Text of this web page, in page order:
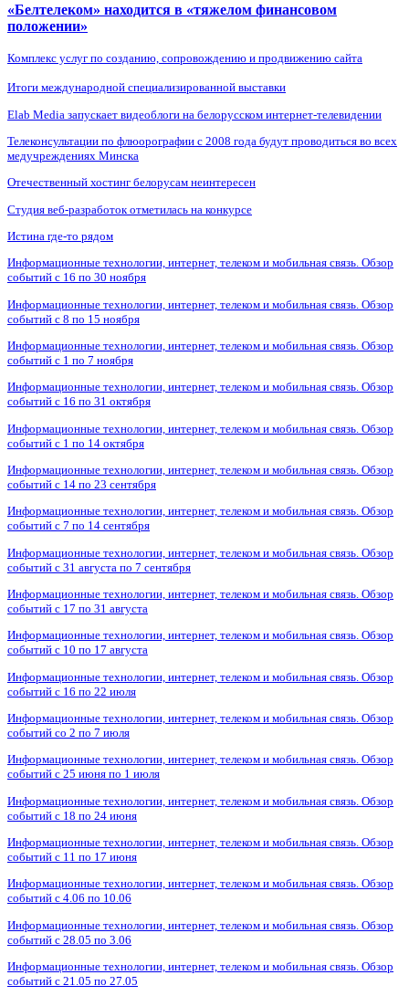
«Белтелеком» находится в «тяжелом финансовом
положении»
Комплекс услуг по созданию, сопровождению и продвижению сайта
Итоги международной специализированной выставки
Elab Media запускает видеоблоги на белорусском интернет-телевидении
Телеконсультации по флюорографии с 2008 года будут проводиться во всех
медучреждениях Минска
Отечественный хостинг белорусам неинтересен
Студия веб-разработок отметилась на конкурсе
Истина где-то рядом
Информационные технологии, интернет, телеком и мобильная связь. Обзор
событий с 16 по 30 ноября
Информационные технологии, интернет, телеком и мобильная связь. Обзор
событий с 8 по 15 ноября
Информационные технологии, интернет, телеком и мобильная связь. Обзор
событий с 1 по 7 ноября
Информационные технологии, интернет, телеком и мобильная связь. Обзор
событий с 16 по 31 октября
Информационные технологии, интернет, телеком и мобильная связь. Обзор
событий с 1 по 14 октября
Информационные технологии, интернет, телеком и мобильная связь. Обзор
событий с 14 по 23 сентября
Информационные технологии, интернет, телеком и мобильная связь. Обзор
событий с 7 по 14 сентября
Информационные технологии, интернет, телеком и мобильная связь. Обзор
событий с 31 августа по 7 сентября
Информационные технологии, интернет, телеком и мобильная связь. Обзор
событий с 17 по 31 августа
Информационные технологии, интернет, телеком и мобильная связь. Обзор
событий с 10 по 17 августа
Информационные технологии, интернет, телеком и мобильная связь. Обзор
событий с 16 по 22 июля
Информационные технологии, интернет, телеком и мобильная связь. Обзор
событий со 2 по 7 июля
Информационные технологии, интернет, телеком и мобильная связь. Обзор
событий с 25 июня по 1 июля
Информационные технологии, интернет, телеком и мобильная связь. Обзор
событий с 18 по 24 июня
Информационные технологии, интернет, телеком и мобильная связь. Обзор
событий с 11 по 17 июня
Информационные технологии, интернет, телеком и мобильная связь. Обзор
событий с 4.06 по 10.06
Информационные технологии, интернет, телеком и мобильная связь. Обзор
событий с 28.05 по 3.06
Информационные технологии, интернет, телеком и мобильная связь. Обзор
событий с 21.05 по 27.05